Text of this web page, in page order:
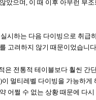
았으며, 이 때 이후 아무런 부
시하는 다음 다이빙으로 취급
고려하지 않기 때문이었습니다
은 전통적 테이블보다 훨씬 간
이 멀티레벨 다이빙을 가능하게
어쩔 수 없는 상황 때문에 다